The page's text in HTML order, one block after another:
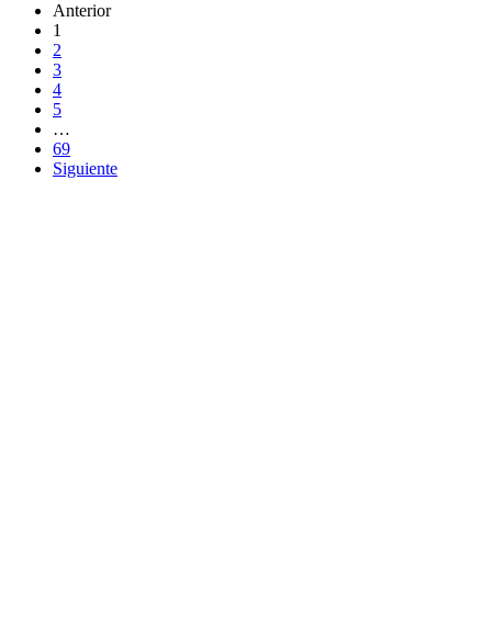
Anterior
1
2
3
4
5
…
69
Siguiente